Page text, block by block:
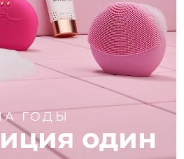
ГОДЫ
один